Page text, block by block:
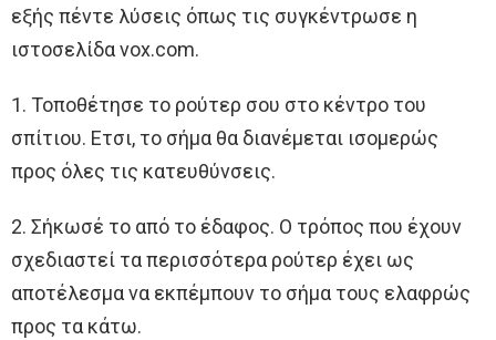
εξής πέντε λύσεις όπως τις συγκέντρωσε η
ιστοσελίδα vox.com.
1. Τοποθέτησε το ρούτερ σου στο κέντρο του
σπίτιου. Ετσι, το σήμα θα διανέμεται ισομερώς
προς όλες τις κατευθύνσεις.
2. Σήκωσέ το από το έδαφος. Ο τρόπος που έχουν
σχεδιαστεί τα περισσότερα ρούτερ έχει ως
αποτέλεσμα να εκπέμπουν το σήμα τους ελαφρώς
προς τα κάτω.